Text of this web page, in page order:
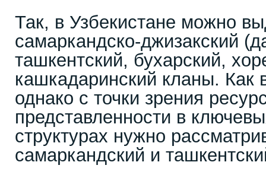
Так, в Узбекистане можно
самаркандско-джизакский
ташкентский, бухарский,
кашкадаринский кланы. Как
однако с точки зрения
представленности в
структурах нужно
самаркандский и